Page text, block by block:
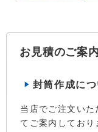
お見積のご案内
封筒作成につ
当店でご注文い
てご案内しており